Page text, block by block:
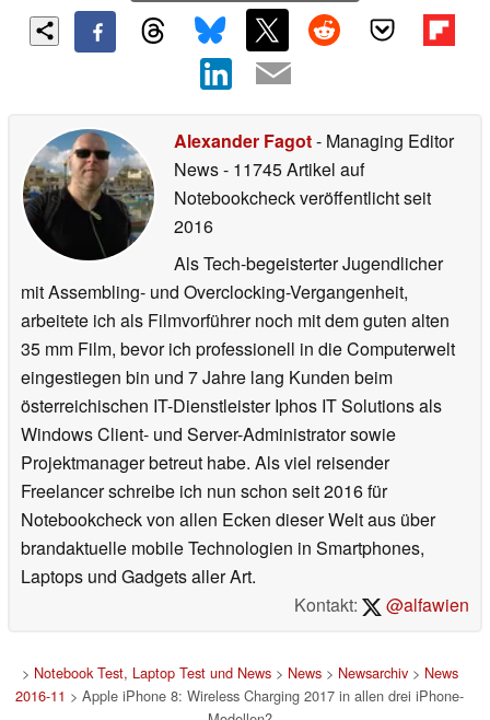
Alexander Fagot- Managing Editor
News- 11745 Artikel auf
Notebookcheck veröffentlichtseit
2016
Als Tech-begeisterter Jugendlicher
mit Assembling- und Overclocking-Vergangenheit,
arbeitete ich als Filmvorführer noch mit dem guten alten
35 mm Film, bevor ich professionell in die Computerwelt
eingestiegen bin und 7 Jahre lang Kunden beim
österreichischen IT-Dienstleister Iphos IT Solutions als
Windows Client- und Server-Administrator sowie
Projektmanager betreut habe. Als viel reisender
Freelancer schreibe ich nun schon seit 2016 für
Notebookcheck von allen Ecken dieser Welt aus über
brandaktuelle mobile Technologien in Smartphones,
Laptops und Gadgets aller Art.
Kontakt:
@alfawien
> Notebook Test, Laptop Test und News> News> Newsarchiv> News
2016-11 > Apple iPhone 8: Wireless Charging 2017 in allen drei iPhone-